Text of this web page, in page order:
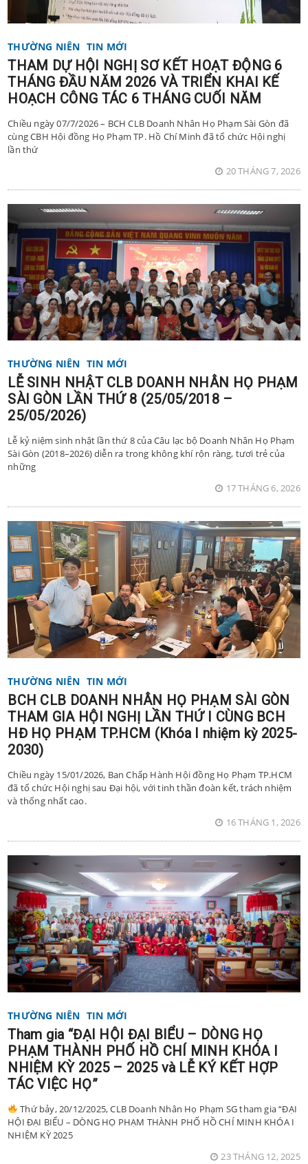
THƯỜNG NIÊN TIN MỚI
THAM DỰ HỘI NGHỊ SƠ KẾT HOẠT ĐỘNG 6
THÁNG ĐẦU NĂM 2026 VÀ TRIỂN KHAI KẾ
HOẠCH CÔNG TÁC 6 THÁNG CUỐI NĂM
Chiều ngày 07/7/2026 – BCH CLB Doanh Nhân Họ Phạm Sài Gòn đã
cùng CBH Hội đồng Họ Phạm TP. Hồ Chí Minh đã tổ chức Hội nghị
lần thứ
20 THÁNG 7, 2026
THƯỜNG NIÊN TIN MỚI
LỄ SINH NHẬT CLB DOANH NHÂN HỌ PHẠM
SÀI GÒN LẦN THỨ 8 (25/05/2018 –
25/05/2026)
Lễ kỷ niệm sinh nhật lần thứ 8 của Câu lạc bộ Doanh Nhân Họ Phạm
Sài Gòn (2018–2026) diễn ra trong không khí rộn ràng, tươi trẻ của
những
17 THÁNG 6, 2026
THƯỜNG NIÊN TIN MỚI
BCH CLB DOANH NHÂN HỌ PHẠM SÀI GÒN
THAM GIA HỘI NGHỊ LẦN THỨ I CÙNG BCH
HĐ HỌ PHẠM TP.HCM (Khóa I nhiệm kỳ 2025-
2030)
Chiều ngày 15/01/2026, Ban Chấp Hành Hội đồng Họ Phạm TP.HCM
đã tổ chức Hội nghị sau Đại hội, với tinh thần đoàn kết, trách nhiệm
và thống nhất cao.
16 THÁNG 1, 2026
THƯỜNG NIÊN TIN MỚI
Tham gia “ĐẠI HỘI ĐẠI BIỂU – DÒNG HỌ
PHẠM THÀNH PHỐ HỒ CHÍ MINH KHÓA I
NHIỆM KỲ 2025 – 2025 và LỄ KÝ KẾT HỢP
TÁC VIỆC HỌ”
Thứ bảy, 20/12/2025, CLB Doanh Nhân Họ Phạm SG tham gia “ĐẠI
HỘI ĐẠI BIỂU – DÒNG HỌ PHẠM THÀNH PHỐ HỒ CHÍ MINH KHÓA I
NHIỆM KỲ 2025
23 THÁNG 12, 2025